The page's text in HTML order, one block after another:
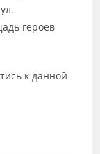
героев
к данной